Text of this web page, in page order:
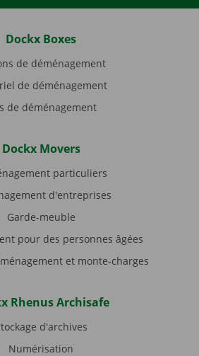
Dockx Boxes
de déménagement
de déménagement
de déménagement
Dockx Movers
particuliers
d'entreprises
Garde-meuble
pour des personnes âgées
et monte-charges
Rhenus Archisafe
d'archives
Numérisation